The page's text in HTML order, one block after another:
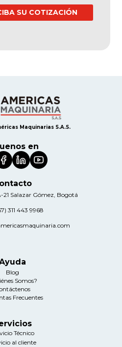
SU COTIZACIÓN
Maquinarias S.A.S.
en
21 Salazar Gómez, Bogotá
311 443 9968
Blog
Somos?
Frecuentes
Técnico
al cliente